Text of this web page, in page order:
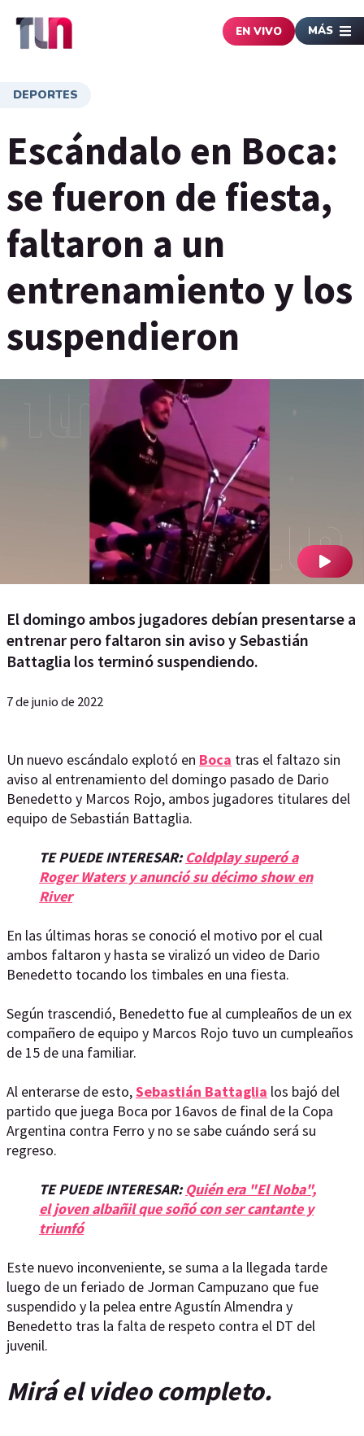
EN VIVO MÁS
DEPORTES
Escándalo en Boca:
se fueron de fiesta,
faltaron a un
entrenamiento y los
suspendieron
El domingo ambos jugadores debían presentarse a
entrenar pero faltaron sin aviso y Sebastián
Battaglia los terminó suspendiendo.
7 de junio de 2022
Un nuevo escándalo explotó en Boca tras el faltazo sin
aviso al entrenamiento del domingo pasado de Dario
Benedetto y Marcos Rojo, ambos jugadores titulares del
equipo de Sebastián Battaglia.
TE PUEDE INTERESAR:Coldplay superó a
Roger Waters y anunció su décimo show en
River
En las últimas horas se conoció el motivo por el cual
ambos faltaron y hasta se viralizó un video de Dario
Benedetto tocando los timbales en una fiesta.
Según trascendió, Benedetto fue al cumpleaños de un ex
compañero de equipo y Marcos Rojo tuvo un cumpleaños
de 15 de una familiar.
Al enterarse de esto,Sebastián Battaglia los bajó del
partido que juega Boca por 16avos de final de la Copa
Argentina contra Ferro y no se sabe cuándo será su
regreso.
TE PUEDE INTERESAR:Quién era "El Noba",
el joven albañil que soñó con ser cantante y
triunfó
Este nuevo inconveniente, se suma a la llegada tarde
luego de un feriado de Jorman Campuzano que fue
suspendido y la pelea entre Agustín Almendra y
Benedetto tras la falta de respeto contra el DT del
juvenil.
Mirá el video completo.